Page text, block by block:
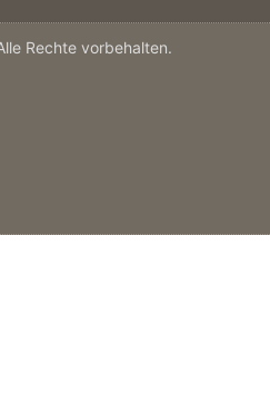
Rechte vorbehalten.